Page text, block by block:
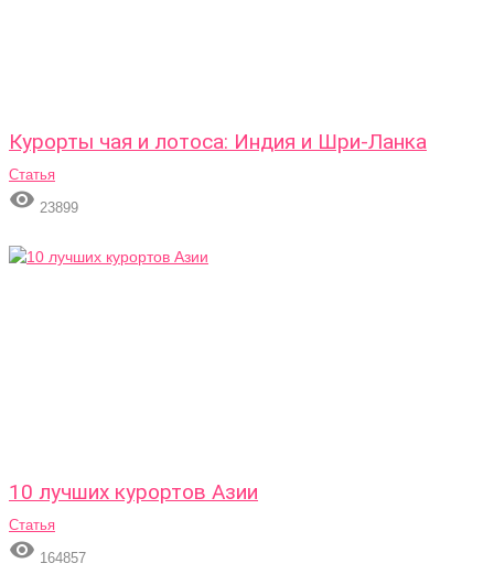
Курорты чая и лотоса: Индия и Шри-Ланка
Статья
 23899
10 лучших курортов Азии
Статья
 164857